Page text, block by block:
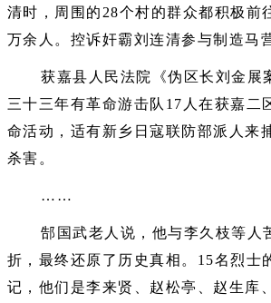
清时，周围的28个村的群众都积极前
万余人。控诉奸霸刘连清参与制造马
获嘉县人民法院《伪区长刘金展
三十三年有革命游击队17人在获嘉二
命活动，适有新乡日寇联防部派人来
杀害。
……
郜国武老人说，他与李久枝等人
折，最终还原了历史真相。15名烈士
记，他们是李来贤、赵松亭、赵生库